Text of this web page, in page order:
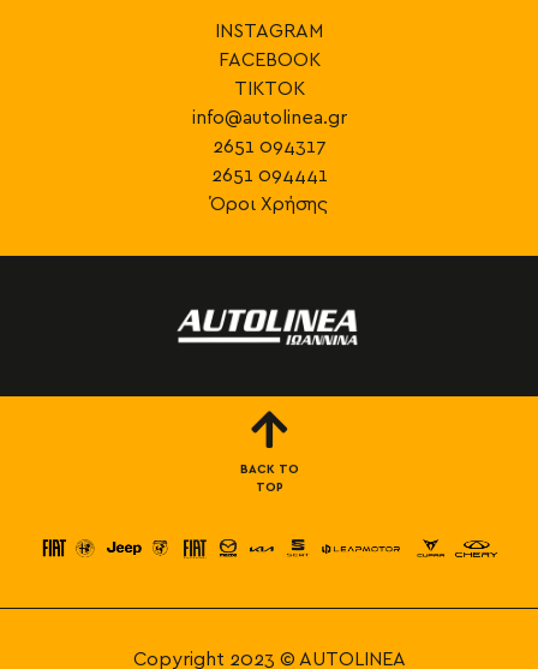
INSTAGRAM
FACEBOOK
TIKTOK
info@autolinea.gr
2651 094317
2651 094441
Όροι Χρήσης
BACK TO
Copyright 2023 © AUTOLINEA